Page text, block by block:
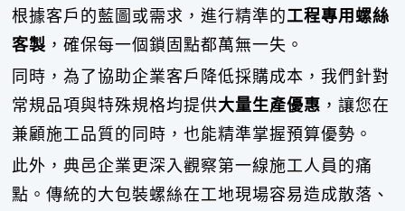
根據客戶的藍圖或需求，進行精準的工程專用螺絲
客製 ，確保每一個鎖固點都萬無一失。
同時，為了協助企業客戶降低採購成本，我們針對
常規品項與特殊規格均提供大量生產優惠 ，讓您在
兼顧施工品質的同時，也能精準掌握預算優勢。
此外，典邑企業更深入觀察第一線施工人員的痛
點。傳統的大包裝螺絲在工地現場容易造成散落、